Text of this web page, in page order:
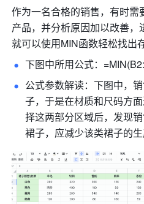
作为一名合格的销售，有时需
产品，并分析原因加以改善
就可以使用MIN函数轻松找出
下图中所用公式：
公式参数解读：下图中，
子，于是在材质和尺码方
择这两部分区域后，发现
裙子，应减少该类裙子的